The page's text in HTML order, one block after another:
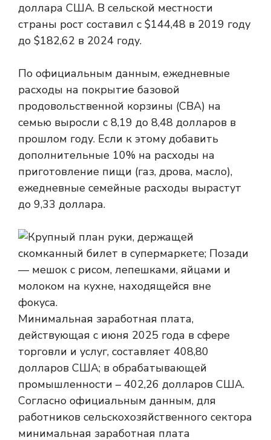
доллара США. В сельской местности
страны рост составил с $144,48 в 2019 году
до $182,62 в 2024 году.
По официальным данным, ежедневные
расходы на покрытие базовой
продовольственной корзины (CBA) на
семью выросли с 8,19 до 8,48 долларов в
прошлом году. Если к этому добавить
дополнительные 10% на расходы на
приготовление пищи (газ, дрова, масло),
ежедневные семейные расходы вырастут
до 9,33 доллара.
Минимальная заработная плата,
действующая с июня 2025 года в сфере
торговли и услуг, составляет 408,80
долларов США; в обрабатывающей
промышленности – 402,26 долларов США.
Согласно официальным данным, для
работников сельскохозяйственного сектора
минимальная заработная плата